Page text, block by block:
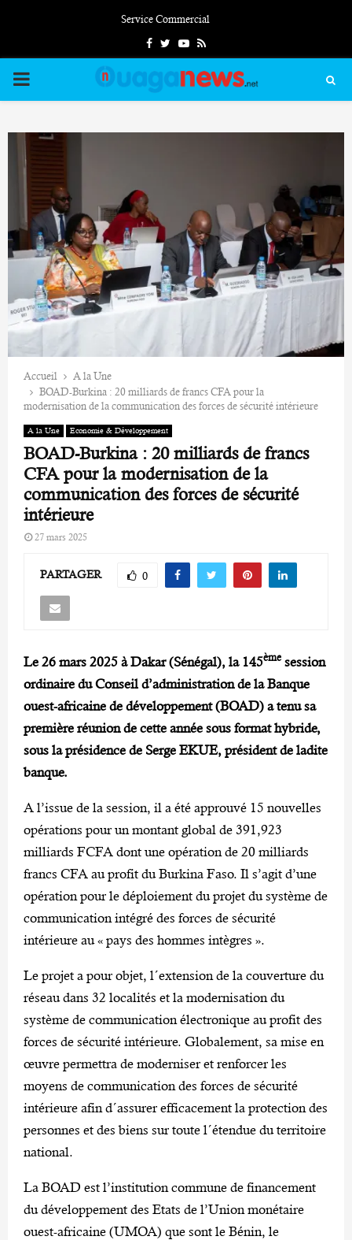
Service Commercial
FacebookTwitterYoutube
Rss
PRIMARY
Accueil
A la Une
BOAD-Burkina : 20 milliards de francs CFA pour la
modernisation de la communication des forces de sécurité intérieure
A la Une Economie & Développement
BOAD-Burkina : 20 milliards de francs
CFA pour la modernisation de la
communication des forces de sécurité
intérieure
27 mars 2025
PARTAGER 0
Le 26 mars 2025 à Dakar (Sénégal), la 145ème session
ordinaire du Conseil d’administration de la Banque
ouest-africaine de développement (BOAD) a tenu sa
première réunion de cette année sous format hybride,
sous la présidence de Serge EKUE, président de ladite
banque.
A l’issue de la session, il a été approuvé 15 nouvelles
opérations pour un montant global de 391,923
milliards FCFA dont une opération de 20 milliards
francs CFA au profit du Burkina Faso. Il s’agit d’une
opération pour le déploiement du projet du système de
communication intégré des forces de sécurité
intérieure au « pays des hommes intègres ».
Le projet a pour objet, l´extension de la couverture du
réseau dans 32 localités et la modernisation du
système de communication électronique au profit des
forces de sécurité intérieure. Globalement, sa mise en
œuvre permettra de moderniser et renforcer les
moyens de communication des forces de sécurité
intérieure afin d´assurer efficacement la protection des
personnes et des biens sur toute l´étendue du territoire
national.
La BOAD est l’institution commune de financement
du développement des Etats de l’Union monétaire
ouest-africaine (UMOA) que sont le Bénin, le